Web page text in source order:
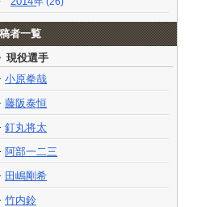
者一覧
現役選手
小原拳哉
藤阪泰恒
釘丸将太
阿部一二三
田嶋剛希
竹内鈴